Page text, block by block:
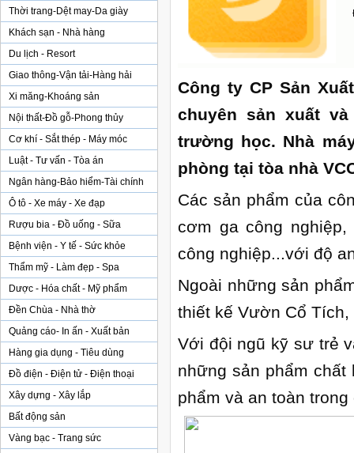
Thời trang-Dệt may-Da giày
Khách sạn - Nhà hàng
Du lịch - Resort
Giao thông-Vận tải-Hàng hải
Xi măng-Khoáng sản
Nội thất-Đồ gỗ-Phong thủy
Cơ khí - Sắt thép - Máy móc
Luật - Tư vấn - Tòa án
Ngân hàng-Bảo hiểm-Tài chính
Ô tô - Xe máy - Xe đạp
Rượu bia - Đồ uống - Sữa
Bệnh viện - Y tế - Sức khỏe
Thẩm mỹ - Làm đẹp - Spa
Dược - Hóa chất - Mỹ phẩm
Đền Chùa - Nhà thờ
Quảng cáo- In ấn - Xuất bản
Hàng gia dụng - Tiêu dùng
Đồ điện - Điện tử - Điện thoại
Xây dựng - Xây lắp
Bất động sản
Vàng bạc - Trang sức
Công ty CP Sản
chuyên sản xuất
trường học. Nhà
phòng tại tòa nhà
Các sản phẩm của
cơm ga công
công nghiệp...với độ
Ngoài những sản
thiết kế Vườn Cổ
Với đội ngũ kỹ sư trẻ
những sản phẩm
phẩm và an toàn